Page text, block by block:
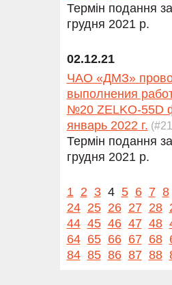
Термін подання
грудня 2021 р.
02.12.21
ЧАО «ДМЗ»
выполнения
№20 ZELKO-55D
январь 2022 г.
Термін подання
грудня 2021 р.
1 2 34 5 6 7 8
24 25 26 27 28
44 45 46 47 48
64 65 66 67 68
84 85 86 87 88